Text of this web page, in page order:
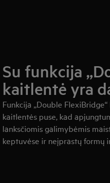
Su funkcija
kaitlentė yra
Funkcija „Double
kaitlentės puse, kad
lanksčiomis galimybėmis
keptuvėse ir neįprastų formų